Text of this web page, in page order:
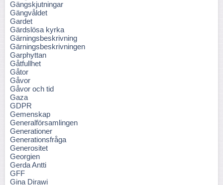
Gängskjutningar
Gängvåldet
Gardet
Gärdslösa kyrka
Gärningsbeskrivning
Gärningsbeskrivningen
Garphyttan
Gåtfullhet
Gåtor
Gåvor
Gåvor och tid
Gaza
GDPR
Gemenskap
Generalförsamlingen
Generationer
Generationsfråga
Generositet
Georgien
Gerda Antti
GFF
Gina Dirawi